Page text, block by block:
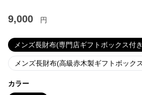
9,000 円
メンズ長財布(専門店ギフトボックス付
メンズ長財布(高級赤木製ギフトボック
カラー